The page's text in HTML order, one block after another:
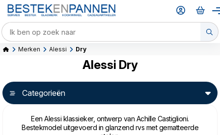
Merken Alessi Dry
Alessi Dry
Categorieën
Een Alessi klassieker, ontwerp van Achille Castiglioni.
Bestekmodel uitgevoerd in glanzend rvs met gematteerde